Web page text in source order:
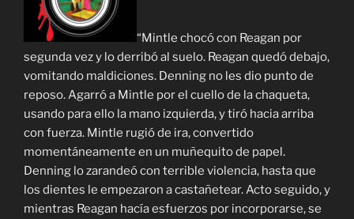
“Mintle chocó con Reagan por
segunda vez y lo derribó al suelo. Reagan quedó debajo,
vomitando maldiciones. Denning no les dio punto de
reposo. Agarró a Mintle por el cuello de la chaqueta,
usando para ello la mano izquierda, y tiró hacia arriba
con fuerza. Mintle rugió de ira, convertido
momentáneamente en un muñequito de papel.
Denning lo zarandeó con terrible violencia, hasta que
los dientes le empezaron a castañetear. Acto seguido, y
mientras Reagan hacía esfuerzos por incorporarse, se